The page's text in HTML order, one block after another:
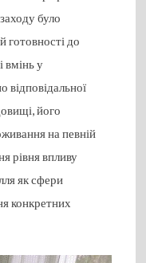
було
готовності до
вмінь у
відповідальної
його
на певній
рівня впливу
як сфери
конкретних